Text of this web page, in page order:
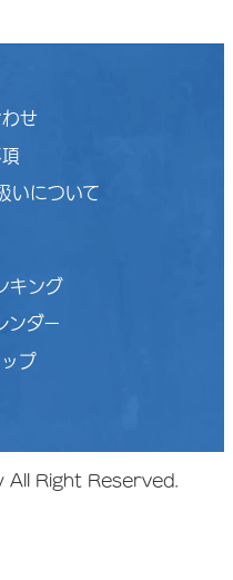
せ
いについて
キング
ンダー
プ
Right Reserved.